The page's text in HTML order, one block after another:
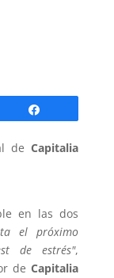
de Capitalia
en las dos
el próximo
de estrés",
deCapitalia